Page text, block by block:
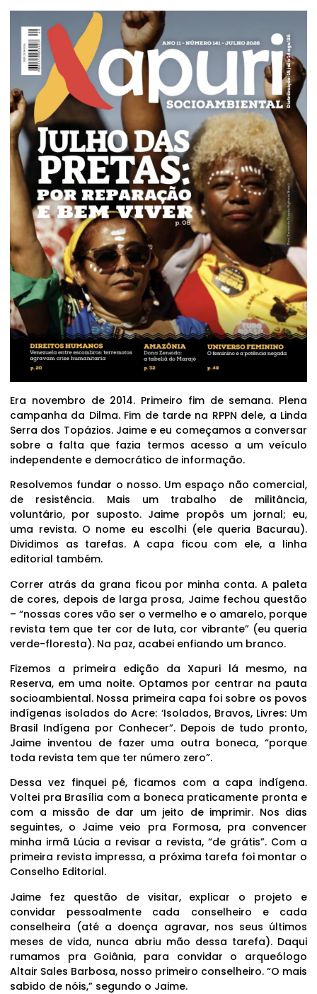
Era novembro de 2014. Primeiro fim de semana. Plena
campanha da Dilma. Fim de tarde na RPPN dele, a Linda
Serra dos Topázios. Jaime e eu começamos a conversar
sobre a falta que fazia termos acesso a um veículo
independente e democrático de informação.
Resolvemos fundar o nosso. Um espaço não comercial,
de resistência. Mais um trabalho de militância,
voluntário, por suposto. Jaime propôs um jornal; eu,
uma revista. O nome eu escolhi (ele queria Bacurau).
Dividimos as tarefas. A capa ficou com ele, a linha
editorial também.
Correr atrás da grana ficou por minha conta. A paleta
de cores, depois de larga prosa, Jaime fechou questão
– “nossas cores vão ser o vermelho e o amarelo, porque
revista tem que ter cor de luta, cor vibrante” (eu queria
verde-floresta). Na paz, acabei enfiando um branco.
Fizemos a primeira edição da Xapuri lá mesmo, na
Reserva, em uma noite. Optamos por centrar na pauta
socioambiental. Nossa primeira capa foi sobre os povos
indígenas isolados do Acre: ‘Isolados, Bravos, Livres: Um
Brasil Indígena por Conhecer”. Depois de tudo pronto,
Jaime inventou de fazer uma outra boneca, “porque
toda revista tem que ter número zero”.
Dessa vez finquei pé, ficamos com a capa indígena.
Voltei pra Brasília com a boneca praticamente pronta e
com a missão de dar um jeito de imprimir. Nos dias
seguintes, o Jaime veio pra Formosa, pra convencer
minha irmã Lúcia a revisar a revista, “de grátis”. Com a
primeira revista impressa, a próxima tarefa foi montar o
Conselho Editorial.
Jaime fez questão de visitar, explicar o projeto e
convidar pessoalmente cada conselheiro e cada
conselheira (até a doença agravar, nos seus últimos
meses de vida, nunca abriu mão dessa tarefa). Daqui
rumamos pra Goiânia, para convidar o arqueólogo
Altair Sales Barbosa, nosso primeiro conselheiro. “O mais
sabido de nóis,” segundo o Jaime.